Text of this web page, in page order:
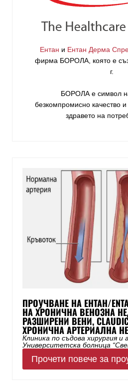
Ентан и Ентан Дерма
фирма БОРОЛА , която е
г.
БОРОЛА е символ
безкомпромисно качество
здравето на
ПРОУЧВАНЕ НА ЕНТАН/
НА ХРОНИЧНА ВЕНОЗНА
РАЗШИРЕНИ ВЕНИ,
ХРОНИЧНА АРТЕРИАЛНА
Клиника по съдова хирургия и
Университетска болница
Прочети повече за